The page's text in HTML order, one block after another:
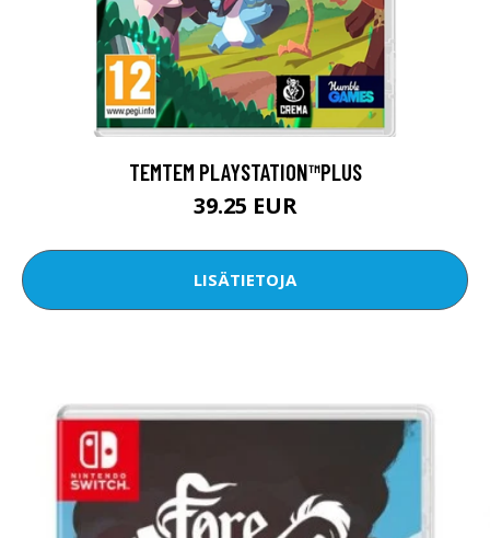
TEMTEM PLAYSTATION™PLUS
39.25 EUR
LISÄTIETOJA